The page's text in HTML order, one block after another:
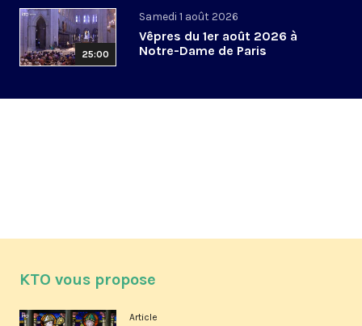
25:00
Samedi 1 août 2026
Vêpres du 1er août 2026 à
Notre-Dame de Paris
KTO vous propose
Article